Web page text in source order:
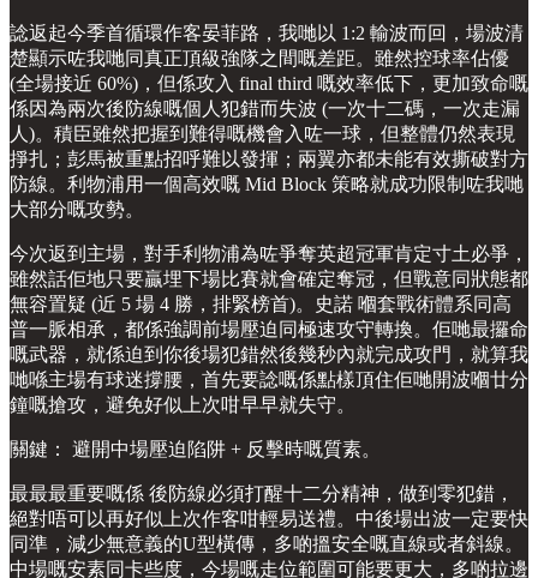
諗返起今季首循環作客晏菲路，我哋以 1:2 輸波而回，場波清
楚顯示咗我哋同真正頂級強隊之間嘅差距。雖然控球率佔優
(全場接近 60%)，但係攻入 final third 嘅效率低下，更加致命嘅
係因為兩次後防線嘅個人犯錯而失波 (一次十二碼，一次走漏
人)。積臣雖然把握到難得嘅機會入咗一球，但整體仍然表現
掙扎；彭馬被重點招呼難以發揮；兩翼亦都未能有效撕破對方
防線。利物浦用一個高效嘅 Mid Block 策略就成功限制咗我哋
大部分嘅攻勢。
今次返到主場，對手利物浦為咗爭奪英超冠軍肯定寸土必爭，
雖然話佢地只要贏埋下場比賽就會確定奪冠，但戰意同狀態都
無容置疑 (近 5 場 4 勝，排緊榜首)。史諾 嗰套戰術體系同高
普一脈相承，都係強調前場壓迫同極速攻守轉換。佢哋最攞命
嘅武器，就係迫到你後場犯錯然後幾秒內就完成攻門，就算我
哋喺主場有球迷撐腰，首先要諗嘅係點樣頂住佢哋開波嗰廿分
鐘嘅搶攻，避免好似上次咁早早就失守。
關鍵： 避開中場壓迫陷阱 + 反擊時嘅質素。
最最最重要嘅係 後防線必須打醒十二分精神，做到零犯錯，
絕對唔可以再好似上次作客咁輕易送禮。中後場出波一定要快
同準，減少無意義的U型橫傳，多啲搵安全嘅直線或者斜線。
中場嘅安素同卡些度，今場嘅走位範圍可能要更大，多啲拉邊